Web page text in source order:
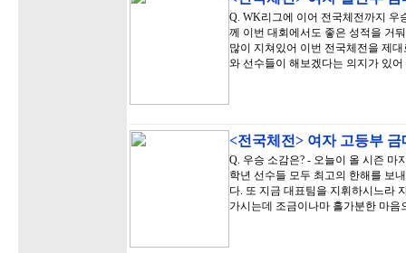
Q. WK리그에 이어 전국체전까지 우
께 이번 대회에서도 좋은 성적을 거
많이 지쳐있어 이번 전국체전을 제
와 선수들이 해보겠다는 의지가 있
<전국체전> 여자 고등부
Q. 우승 소감은? - 오늘이 올 시즌 마
학년 선수들 모두 최고의 한해를 보
다. 또 지금 대표팀을 지휘하시느라
가시는데 조금이나마 홀가분한 마